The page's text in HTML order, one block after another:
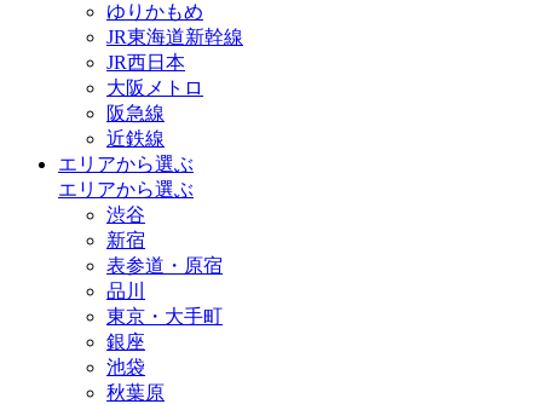
ゆりかもめ
JR東海道新幹線
JR西日本
大阪メトロ
阪急線
近鉄線
エリアから選ぶ
エリアから選ぶ
渋谷
新宿
表参道・原宿
品川
東京・大手町
銀座
池袋
秋葉原